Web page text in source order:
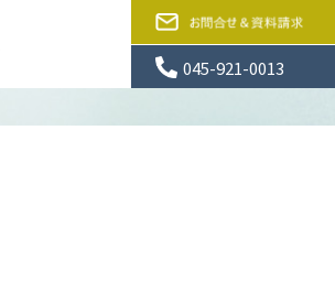
045-921-0013